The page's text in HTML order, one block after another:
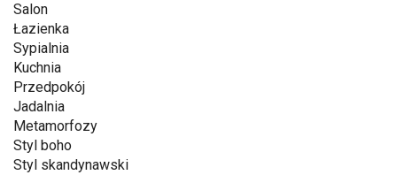
Salon
Łazienka
Sypialnia
Kuchnia
Przedpokój
Jadalnia
Metamorfozy
Styl boho
Styl skandynawski